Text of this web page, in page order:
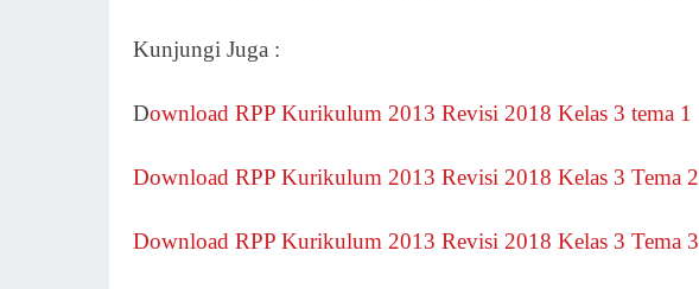
Kunjungi Juga :
Download RPP Kurikulum 2013 Revisi 2018 Kelas 3 tema 1
Download RPP Kurikulum 2013 Revisi 2018 Kelas 3 Tema 2
Download RPP Kurikulum 2013 Revisi 2018 Kelas 3 Tema 3